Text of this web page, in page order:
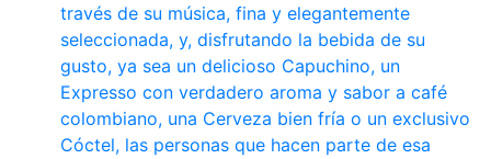
través de su música, fina y elegantemente
seleccionada, y, disfrutando la bebida de su
gusto, ya sea un delicioso Capuchino, un
Expresso con verdadero aroma y sabor a café
colombiano, una Cerveza bien fría o un exclusivo
Cóctel, las personas que hacen parte de esa